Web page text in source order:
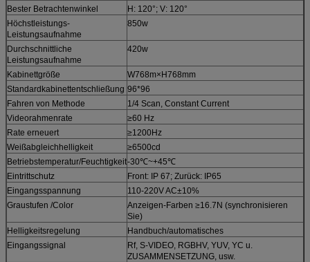
Bester Betrachtenwinkel
H: 120°; V: 120°
Höchstleistungs-
Leistungsaufnahme
850w
Durchschnittliche
Leistungsaufnahme
420w
Kabinettgröße
W768m×H768mm
Standardkabinettentschließung 96*96
Fahren von Methode
1/4 Scan, Constant Current
Videorahmenrate
≥60 Hz
Rate erneuert
≥1200Hz
Weißabgleichhelligkeit
≥6500cd
Betriebstemperatur/Feuchtigkeit-30℃~+45℃
Eintrittschutz
Front: IP 67; Zurück: IP65
Eingangsspannung
110-220V AC±10%
Graustufen /Color
Anzeigen-Farben ≥16.7N (synchronisieren
Sie)
Helligkeitsregelung
Handbuch/automatisches
Eingangssignal
Rf, S-VIDEO, RGBHV, YUV, YC u.
ZUSAMMENSETZUNG, usw.